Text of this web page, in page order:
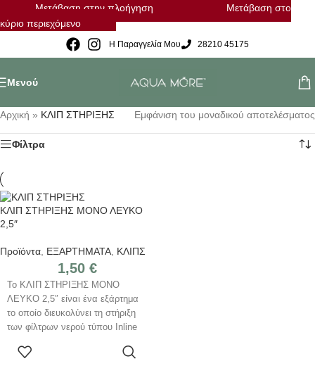
Μετάβαση στην πλοήγηση
Μετάβαση στο
κύριο περιεχόμενο
Η Παραγγελία Μου 28210 45175
Μενού
Αρχική » ΚΛΙΠ ΣΤΗΡΙΞΗΣ Εμφάνιση του μοναδικού αποτελέσματος
Φίλτρα
ΚΛΙΠ ΣΤΗΡΙΞΗΣ ΜΟΝΟ ΛΕΥΚΟ
2,5″
Προϊόντα ΕΞΑΡΤΗΜΑΤΑ ΚΛΙΠΣ
1,50 €
Το ΚΛΙΠ ΣΤΗΡΙΞΗΣ ΜΟΝΟ
ΛΕΥΚΟ 2,5″ είναι ένα εξάρτημα
το οποίο διευκολύνει τη στήριξη
των φίλτρων νερού τύπου Inline